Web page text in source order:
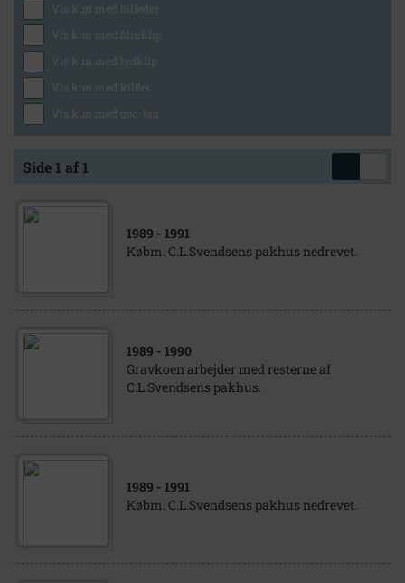
Vis kun med billeder
Vis kun med filmklip
Vis kun med lydklip
Vis kun med kilder
Vis kun med geo-tag
Side 1 af 1
1989 - 1991
Købm. C.L.Svendsens pakhus nedrevet.
1989 - 1990
Gravkoen arbejder med resterne af
C.L.Svendsens pakhus.
1989 - 1991
Købm. C.L.Svendsens pakhus nedrevet.